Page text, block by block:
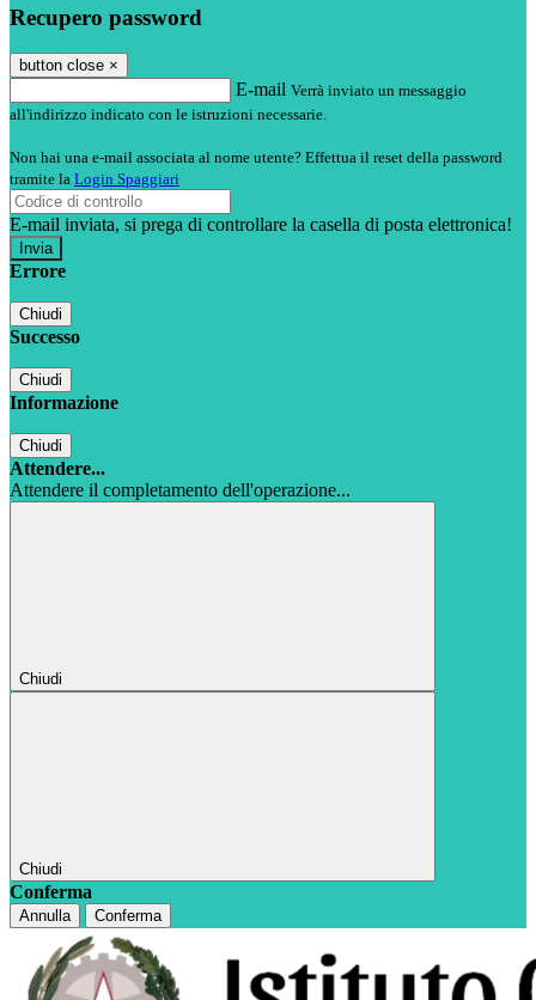
Recupero password
button close ×
E-mail Verrà inviato un messaggio
all'indirizzo indicato con le istruzioni necessarie.
Non hai una e-mail associata al nome utente? Effettua il reset della password
tramite la Login Spaggiari
E-mail inviata, si prega di controllare la casella di posta elettronica!
Errore
Chiudi
Successo
Chiudi
Informazione
Chiudi
Attendere...
Attendere il completamento dell'operazione...
Chiudi
Chiudi
Conferma
Annulla Conferma